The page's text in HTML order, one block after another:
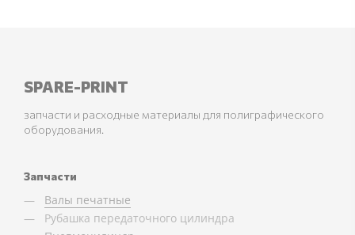
SPARE-PRINT
запчасти и расходные материалы для полиграфического
оборудования.
Запчасти
Валы печатные
Рубашка передаточного цилиндра